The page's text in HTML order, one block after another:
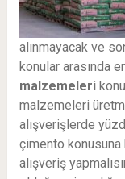
alınmayacak ve
konular arasında
malzemeleri
malzemeleri
alışverişlerde
çimento
alışveriş